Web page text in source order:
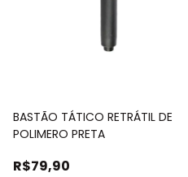
BASTÃO TÁTICO RETRÁTIL DE
POLIMERO PRETA
R$79,90